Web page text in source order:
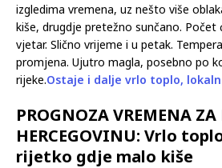
izgledima vremena, uz nešto više
kiše, drugdje pretežno sunčano. Počet
vjetar. Slično vrijeme i u petak.
promjena. Ujutro magla, posebno po
rijeke.Ostaje i dalje vrlo toplo,
PROGNOZA VREMENA
HERCEGOVINU: Vrlo
rijetko gdje malo kiše